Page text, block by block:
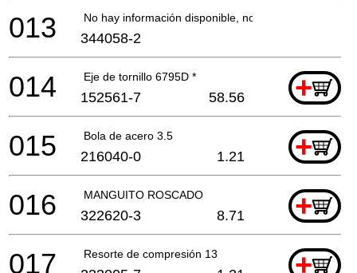
No hay información disponible, no se puede pedir
013 344058-2
Eje de tornillo 6795D * +
014 152561-7 58.56
Bola de acero 3.5 +
015 216040-0 1.21
MANGUITO ROSCADO +
016 322620-3 8.71
Resorte de compresión 13 +
017